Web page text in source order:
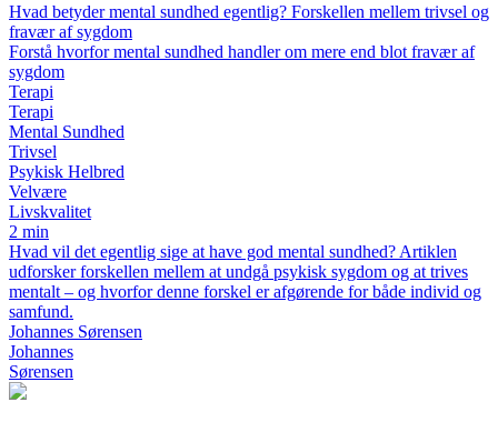
Hvad betyder mental sundhed egentlig? Forskellen mellem trivsel og
fravær af sygdom
Forstå hvorfor mental sundhed handler om mere end blot fravær af
sygdom
Terapi
Terapi
Mental Sundhed
Trivsel
Psykisk Helbred
Velvære
Livskvalitet
2 min
Hvad vil det egentlig sige at have god mental sundhed? Artiklen
udforsker forskellen mellem at undgå psykisk sygdom og at trives
mentalt – og hvorfor denne forskel er afgørende for både individ og
samfund.
Johannes Sørensen
Johannes
Sørensen